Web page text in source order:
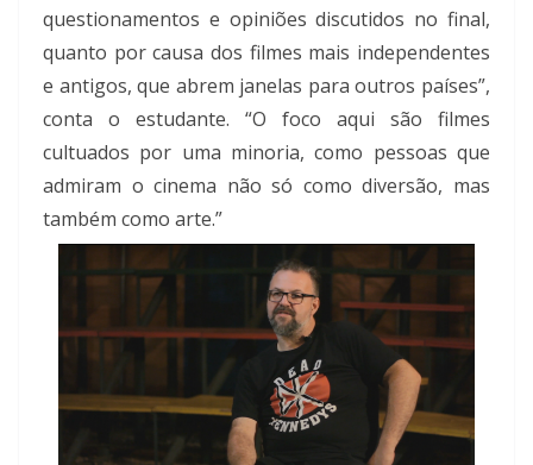
questionamentos e opiniões discutidos no final,
quanto por causa dos filmes mais independentes
e antigos, que abrem janelas para outros países”,
conta o estudante. “O foco aqui são filmes
cultuados por uma minoria, como pessoas que
admiram o cinema não só como diversão, mas
também como arte.”